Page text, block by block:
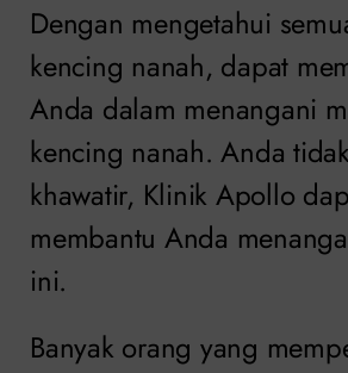
Dengan mengetahui
kencing nanah, dapat
Anda dalam menangani
kencing nanah. Anda
khawatir, Klinik Apollo
membantu Anda
ini.
Banyak orang yang